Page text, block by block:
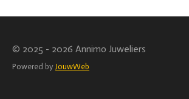
© 2025 - 2026 Annimo Juweliers
Powered by JouwWeb